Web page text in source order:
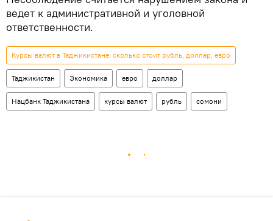
ведет к административной и уголовной
ответственности.
Курсы валют в Таджикистане: сколько стоит рубль, доллар, евро
Таджикистан Экономика евро доллар
Нацбанк Таджикистана курсы валют рубль сомони